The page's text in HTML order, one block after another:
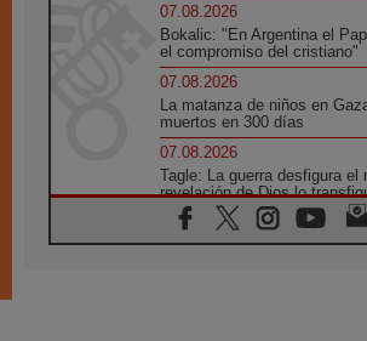
07.08.2026
Bokalic: "En Argentina el
el compromiso del cristiano"
07.08.2026
La matanza de niños en
muertos en 300 días
07.08.2026
Tagle: La guerra desfigura el
revelación de Dios lo
07.08.2026
Presentada la Trienal de